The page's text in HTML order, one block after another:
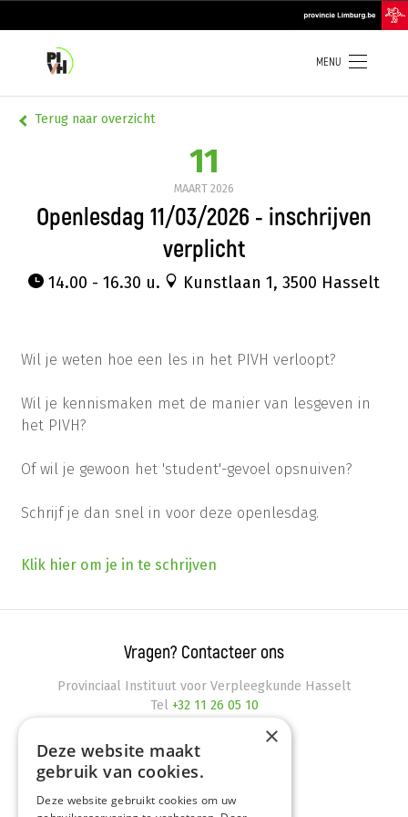
Overslaan
naar
navigation
MENU
Terug naar overzicht
11
MAART 2026
Openlesdag 11/03/2026 - inschrijven
verplicht
14.00 - 16.30 u. Kunstlaan 1, 3500 Hasselt
Wil je weten hoe een les in het PIVH verloopt?
Wil je kennismaken met de manier van lesgeven in
het PIVH?
Of wil je gewoon het 'student'-gevoel opsnuiven?
Schrijf je dan snel in voor deze openlesdag.
Klik hier om je in te schrijven
Vragen? Contacteer ons
Provinciaal Instituut voor Verpleegkunde Hasselt
Tel +32 11 26 05 10
Kunstlaan 1, Hasselt
×
Deze website maakt
gebruik van cookies.
Deze website gebruikt cookies om uw